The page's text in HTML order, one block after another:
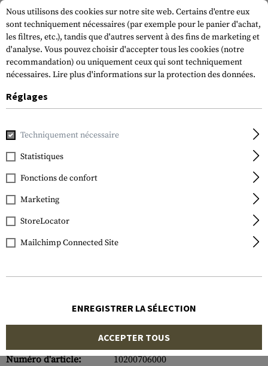
IMI Defense
Double Row Double
Magazine Pouch Type I
Numéro d'article:
10200706000
Nous utilisons des cookies sur notre site web. Certains d'entre eux
sont techniquement nécessaires (par exemple pour le panier d'achat,
les filtres, etc.), tandis que d'autres servent à des fins de marketing et
d'analyse. Vous pouvez choisir d'accepter tous les cookies (notre
recommandation) ou uniquement ceux qui sont techniquement
nécessaires. Lire plus d'informations sur la protection des données.
Réglages
Techniquement nécessaire
Statistiques
Fonctions de confort
Marketing
StoreLocator
Mailchimp Connected Site
ENREGISTRER LA SÉLECTION
ACCEPTER TOUS